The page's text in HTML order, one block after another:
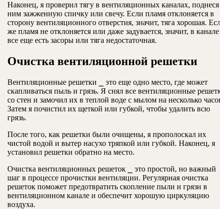
Наконец, я проверил тягу в вентиляционных каналах,
ним зажженную спичку или свечу. Если пламя отклоняется в
сторону вентиляционного отверстия, значит, тяга хорошая.
же пламя не отклоняется или даже задувается, значит, в канале
все еще есть засоры или тяга недостаточная.
Очистка вентиляционной решетки
Вентиляционные решетки ⎯ это еще одно место, где может
скапливаться пыль и грязь. Я снял все вентиляционные
со стен и замочил их в теплой воде с мылом на несколько
Затем я почистил их щеткой или губкой, чтобы удалить всю
грязь.
После того, как решетки были очищены, я прополоскал их
чистой водой и вытер насухо тряпкой или губкой. Наконец, я
установил решетки обратно на место.
Очистка вентиляционных решеток ⎯ это простой, но важный
шаг в процессе прочистки вентиляции. Регулярная очистка
решеток поможет предотвратить скопление пыли и грязи в
вентиляционном канале и обеспечит хорошую циркуляцию
воздуха.